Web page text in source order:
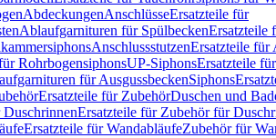
AbdeckungenAnschlüsseErsatzteile für
Ablaufgarnituren für SpülbeckenErsatzteile
AnschlussstutzenErsatzteile für
RohrbogensiphonsUP-SiphonsErsatzteile
für AusgussbeckenSiphons
Ersatzteile für ZubehörDuschen und
Ersatzteile für Zubehör für
Ersatzteile für WandabläufeZubehör für